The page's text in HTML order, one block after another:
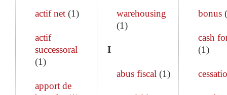
actif net (1)
actif
successoral
(1)
apport de
warehousing
(1)
I
abus fiscal (1)
bonus(
cash
(1)